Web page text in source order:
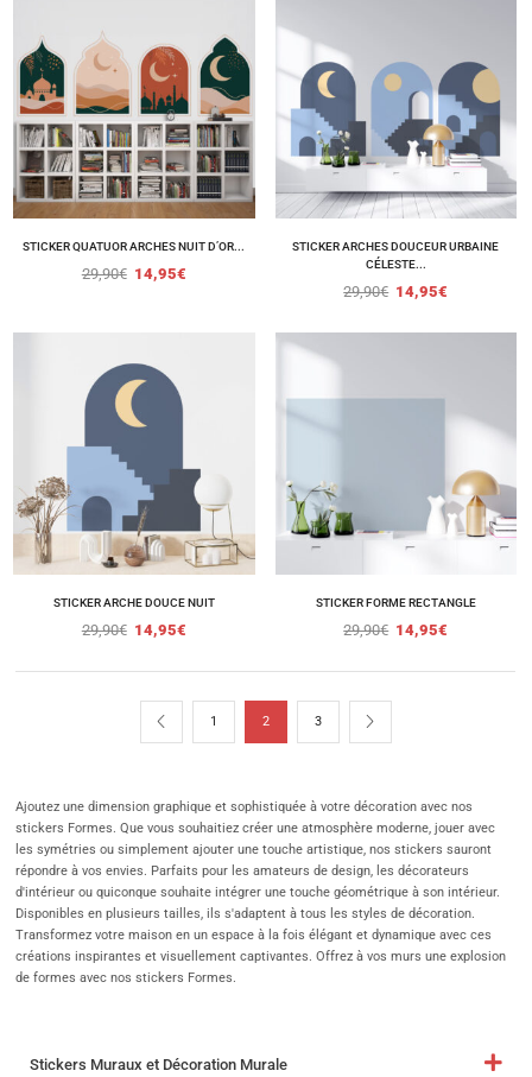
STICKER QUATUOR ARCHES NUIT D’OR...
29,90€ 14,95€
STICKER ARCHES DOUCEUR URBAINE
CÉLESTE...
29,90€ 14,95€
STICKER ARCHE DOUCE NUIT
29,90€ 14,95€
STICKER FORME RECTANGLE
29,90€ 14,95€
1 2 3
Ajoutez une dimension graphique et sophistiquée à votre décoration avec nos
stickers Formes. Que vous souhaitiez créer une atmosphère moderne, jouer avec
les symétries ou simplement ajouter une touche artistique, nos stickers sauront
répondre à vos envies. Parfaits pour les amateurs de design, les décorateurs
d'intérieur ou quiconque souhaite intégrer une touche géométrique à son intérieur.
Disponibles en plusieurs tailles, ils s'adaptent à tous les styles de décoration.
Transformez votre maison en un espace à la fois élégant et dynamique avec ces
créations inspirantes et visuellement captivantes. Offrez à vos murs une explosion
de formes avec nos stickers Formes.
Stickers Muraux et Décoration Murale